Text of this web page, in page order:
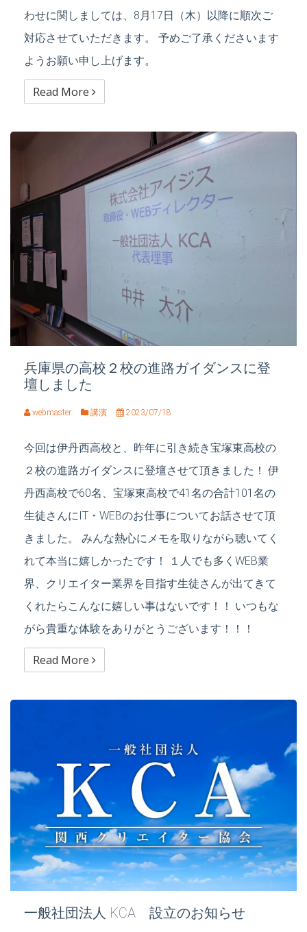
わせに関しましては、8月17日（木）以降に順次ご
対応させていただきます。 予めご了承くださいます
ようお願い申し上げます。
Read More
兵庫県の高校２校の進路ガイダンスに登
壇しました
webmaster 講演 2023/07/18
今回は伊丹西高校と、昨年に引き続き宝塚東高校の
２校の進路ガイダンスに登壇させて頂きました！ 伊
丹西高校で60名、宝塚東高校で41名の合計101名の
生徒さんにIT・WEBのお仕事についてお話させて頂
きました。 みんな熱心にメモを取りながら聴いてく
れて本当に嬉しかったです！ １人でも多くWEB業
界、クリエイター業界を目指す生徒さんが出てきて
くれたらこんなに嬉しい事はないです！！ いつもな
がら貴重な体験をありがとうございます！！！
Read More
一般社団法人 KCA 設立のお知らせ